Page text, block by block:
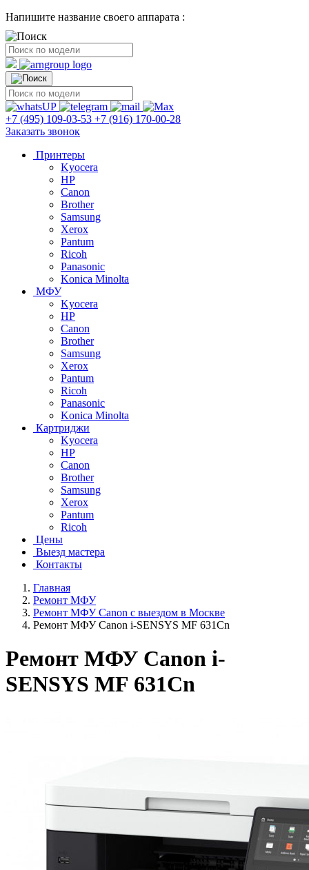
Напишите название своего аппарата :
+7 (495) 109-03-53 +7 (916) 170-00-28
Заказать звонок
Принтеры
Kyocera
HP
Canon
Brother
Samsung
Xerox
Pantum
Ricoh
Panasonic
Konica Minolta
МФУ
Kyocera
HP
Canon
Brother
Samsung
Xerox
Pantum
Ricoh
Panasonic
Konica Minolta
Картриджи
Kyocera
HP
Canon
Brother
Samsung
Xerox
Pantum
Ricoh
Цены
Выезд мастера
Контакты
Главная
Ремонт МФУ
Ремонт МФУ Canon с выездом в Москве
Ремонт МФУ Canon i-SENSYS MF 631Cn
Ремонт МФУ Canon i-
SENSYS MF 631Cn